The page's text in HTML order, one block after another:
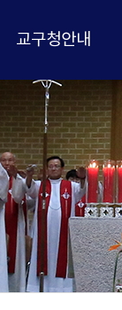
교구청안내